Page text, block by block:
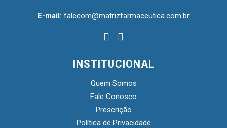
E-mail: falecom@matrizfarmaceutica.com.br
INSTITUCIONAL
Quem Somos
Fale Conosco
Prescrição
Política de Privacidade